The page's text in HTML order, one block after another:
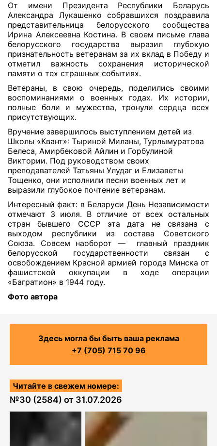
От имени Президента Республики Беларусь
Александра Лукашенко собравшихся поздравила
представительница белорусского сообщества
Ирина Алексеевна Костина. В своем письме глава
белорусского государства выразил глубокую
признательность ветеранам за их вклад в Победу и
отметил важность сохранения исторической
памяти о тех страшных событиях.
Ветераны, в свою очередь, поделились своими
воспоминаниями о военных годах. Их истории,
полные боли и мужества, тронули сердца всех
присутствующих.
Вручение завершилось выступлением детей из
Школы «Квант»: Тыриной Миланы, Турлымуратова
Белеса, Амирбековой Айлин и Горбулиной
Виктории. Под руководством своих
преподавателей Татьяны Улудаг и Елизаветы
Тощенко, они исполнили песни военных лет и
выразили глубокое почтение ветеранам.
Интересный факт: в Беларуси День Независимости
отмечают 3 июля. В отличие от всех остальных
стран бывшего СССР эта дата не связана с
выходом республики из состава Советского
Союза. Совсем наоборот —
главный праздник
белорусской государственности связан с
освобождением Красной армией города Минска от
фашистской оккупации в ходе операции
«Багратион» в 1944 году.
Фото автора
Здесь могла бы быть ваша реклама
+7 (705) 715 70 96
Читайте в свежем номере:
№30 (2584) от 31.07.2026